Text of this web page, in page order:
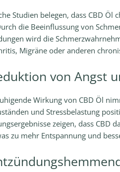
Studien belegen, dass CBD Öl
die Beeinflussung von
wird die
Migräne oder anderen
von Angst
Wirkung von CBD Öl
und Stressbelastung
zeigen, dass CBD
zu mehr Entspannung und